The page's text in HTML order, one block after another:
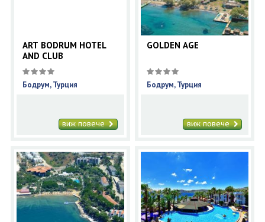
КОНТАКТИ
0700 144 34
ART BODRUM HOTEL
AND CLUB
Бодрум, Турция
виж повече
GOLDEN AGE
Бодрум, Турция
виж повече